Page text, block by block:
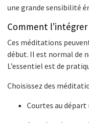
une grande sensibilité
Comment
Ces méditations
début. Il est normal de
L’essentiel est de
Choisissez des
Courtes au départ